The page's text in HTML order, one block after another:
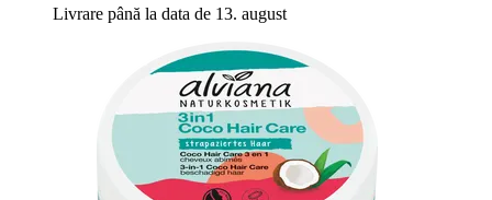
Livrare până la data de 13. august